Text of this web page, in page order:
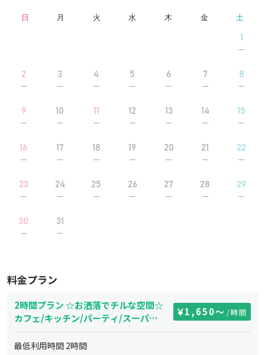
日 月 火 水 木 金 土
1
2 3 4 5 6 7 8
9 10 11 12 13 14 15
16 17 18 19 20 21 22
23 24 25 26 27 28 29
30 31
料金プラン
2時間プラン ☆お洒落でチルな空間☆
カフェ/キッチン/パーティ/スーパ
ー、コンビニ徒歩２分
1,650〜 /時間
最低利用時間 2時間